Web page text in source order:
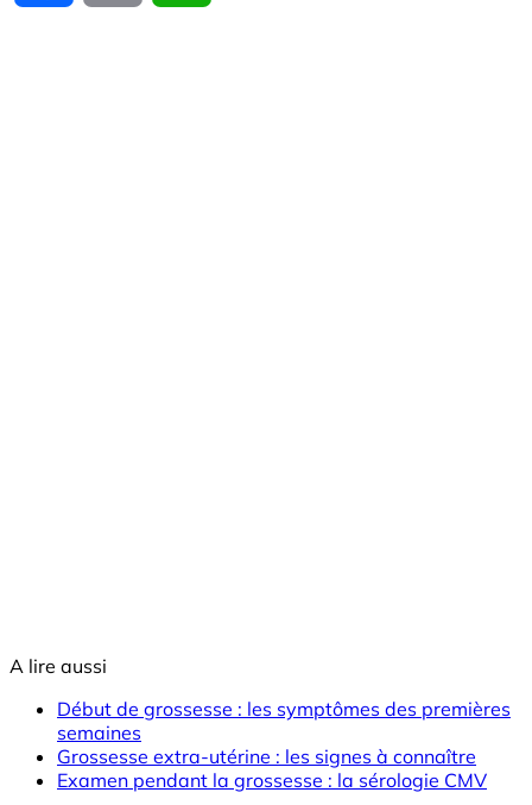
A lire aussi
Début de grossesse : les symptômes des premières
semaines
Grossesse extra-utérine : les signes à connaître
Examen pendant la grossesse : la sérologie CMV